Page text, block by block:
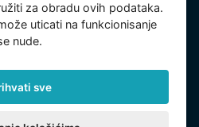
Opštinskom sudu u Pragu,
broj kompanije:
broj: CZ26150808.
za obradu ovih podataka.
uticati na funkcionisanje
nude.
sve